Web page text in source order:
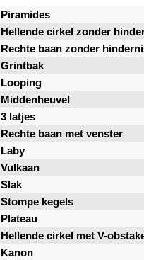
Piramides
Hellende cirkel zonder
Rechte baan zonder
Grintbak
Looping
Middenheuvel
3 latjes
Rechte baan met venster
Laby
Vulkaan
Slak
Stompe kegels
Plateau
Hellende cirkel met V-
Kanon